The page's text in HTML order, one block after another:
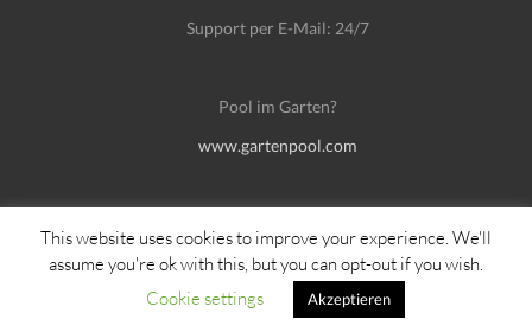
Support per E-Mail: 24/7
Pool im Garten?
www.gartenpool.com
Copyright © Dein Service GmbH
Datenschutzerklärung
This website uses cookies to improve your experience. We'll
assume you're ok with this, but you can opt-out if you wish.
Cookie settings
Akzeptieren